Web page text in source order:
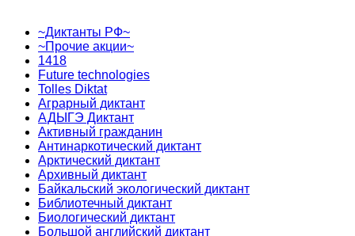
~Диктанты РФ~
~Прочие акции~
1418
Future technologies
Tolles Diktat
Аграрный диктант
АДЫГЭ Диктант
Активный гражданин
Антинаркотический диктант
Арктический диктант
Архивный диктант
Байкальский экологический диктант
Библиотечный диктант
Биологический диктант
Большой английский диктант